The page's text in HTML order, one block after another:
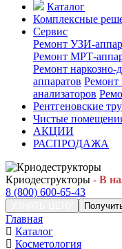
Каталог
Комплексные
Сервис
Ремонт УЗИ-
Ремонт МРТ-
Ремонт наркозно-
аппаратов Ремонт
анализаторов
Рентгеновские
Чистые
АКЦИИ
РАСПРОДАЖА
Криодеструкторы - В
8 (800) 600-65-43
Главная
Каталог
Косметология